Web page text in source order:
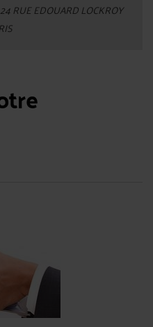
24 RUE EDOUARD LOCKROY